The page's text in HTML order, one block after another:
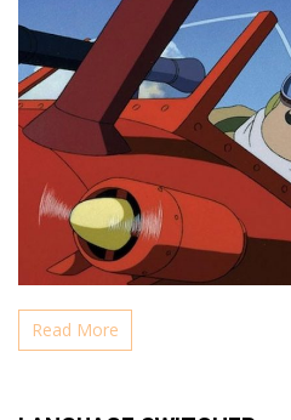
Read More